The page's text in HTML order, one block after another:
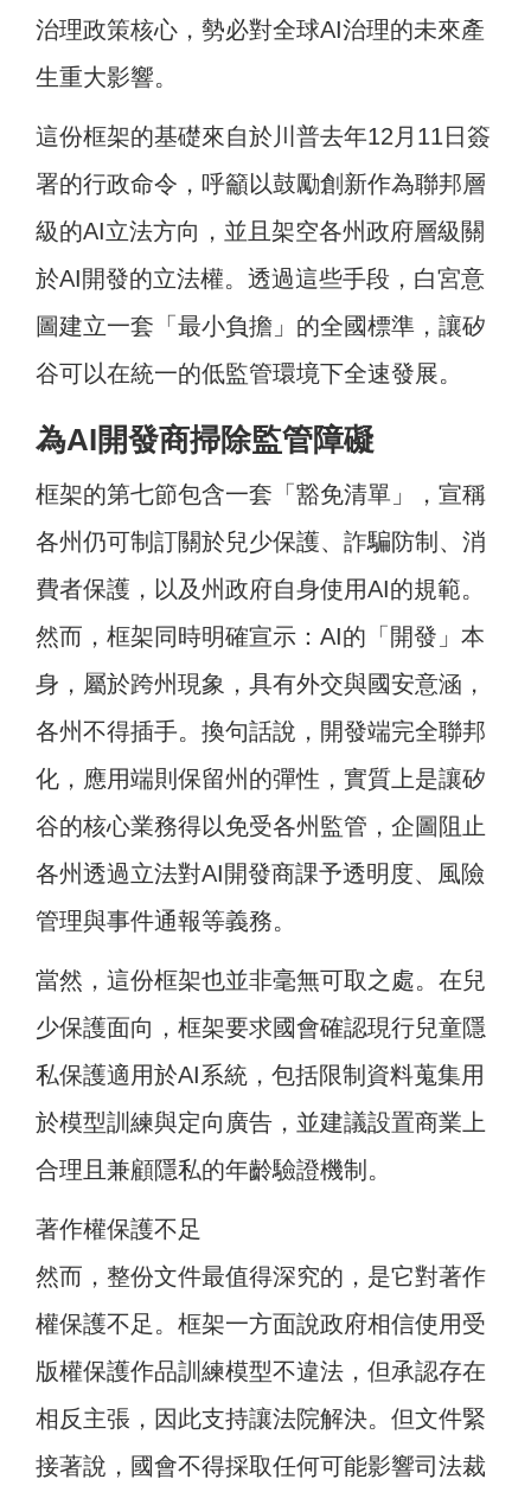
治理政策核心，勢必對全球AI治理的未來產
生重大影響。
這份框架的基礎來自於川普去年12月11日簽
署的行政命令，呼籲以鼓勵創新作為聯邦層
級的AI立法方向，並且架空各州政府層級關
於AI開發的立法權。透過這些手段，白宮意
圖建立一套「最小負擔」的全國標準，讓矽
谷可以在統一的低監管環境下全速發展。
為AI開發商掃除監管障礙
框架的第七節包含一套「豁免清單」，宣稱
各州仍可制訂關於兒少保護、詐騙防制、消
費者保護，以及州政府自身使用AI的規範。
然而，框架同時明確宣示：AI的「開發」本
身，屬於跨州現象，具有外交與國安意涵，
各州不得插手。換句話說，開發端完全聯邦
化，應用端則保留州的彈性，實質上是讓矽
谷的核心業務得以免受各州監管，企圖阻止
各州透過立法對AI開發商課予透明度、風險
管理與事件通報等義務。
當然，這份框架也並非毫無可取之處。在兒
少保護面向，框架要求國會確認現行兒童隱
私保護適用於AI系統，包括限制資料蒐集用
於模型訓練與定向廣告，並建議設置商業上
合理且兼顧隱私的年齡驗證機制。
著作權保護不足
然而，整份文件最值得深究的，是它對著作
權保護不足。框架一方面說政府相信使用受
版權保護作品訓練模型不違法，但承認存在
相反主張，因此支持讓法院解決。但文件緊
接著說，國會不得採取任何可能影響司法裁